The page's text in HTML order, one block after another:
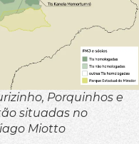
Porquinhos e
situadas no
Miotto